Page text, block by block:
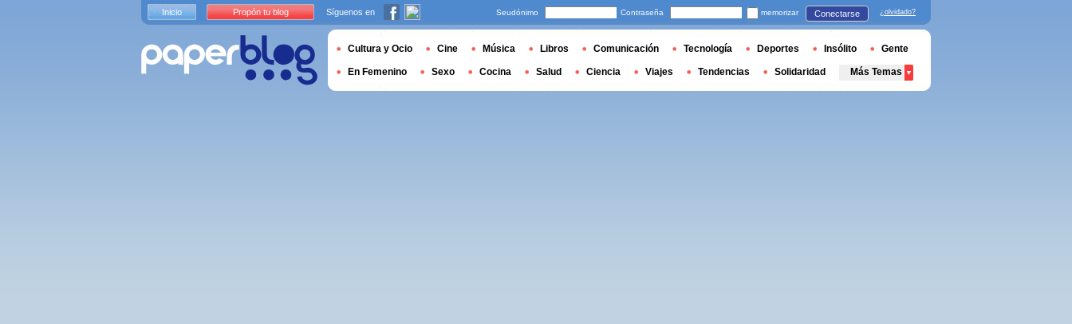
Inicio Propón tu blog Síguenos en Seudónimo Contraseña memorizar Conectarse ¿olvidado?
Cultura y Ocio Cine Música Libros Comunicación Tecnología Deportes Insólito Gente
En Femenino Sexo Cocina Salud Ciencia Viajes Tendencias Solidaridad Más Temas